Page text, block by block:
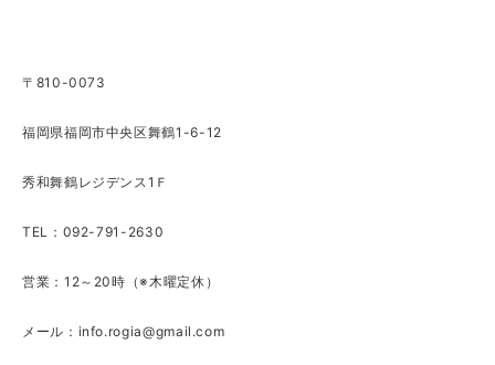
〒810-0073
福岡県福岡市中央区舞鶴1-6-12
秀和舞鶴レジデンス1Ｆ
TEL：092-791-2630
営業：12～20時（※木曜定休）
メール： info.rogia@gmail.com